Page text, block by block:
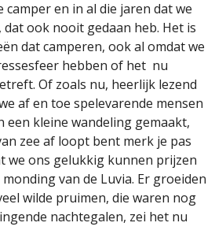
camper en in al die jaren dat we
dat ook nooit gedaan heb. Het is
dat camperen, ook al omdat we
hebben of het nu
Of zoals nu, heerlijk lezend
af en toe spelevarende mensen
een kleine wandeling gemaakt,
zee af loopt bent merk je pas
we ons gelukkig kunnen prijzen
van de Luvia. Er groeiden
wilde pruimen, die waren nog
nachtegalen, zei het nu